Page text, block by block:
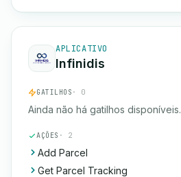
APLICATIVO
Infinidis
GATILHOS · 0
Ainda não há gatilhos disponíveis.
AÇÕES · 2
Add Parcel
Get Parcel Tracking